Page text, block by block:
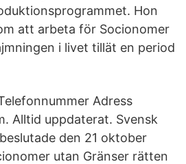
Hon
att arbeta för Socionomer
i livet tillät en period
Adress
Alltid uppdaterat. Svensk
den 21 oktober
utan Gränser rätten